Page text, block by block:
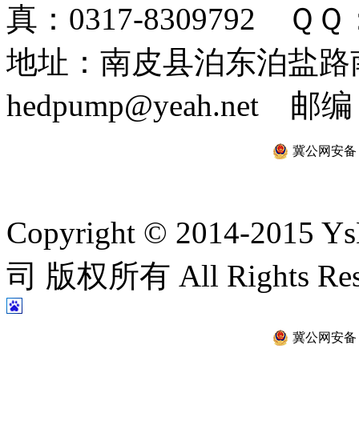
真：0317-8309792 ＱＱ
地址：南皮县泊东泊盐
hedpump@yeah.net 邮编
冀公网安备
Copyright © 2014-2015
司 版权所有 All Rights
冀公网安备